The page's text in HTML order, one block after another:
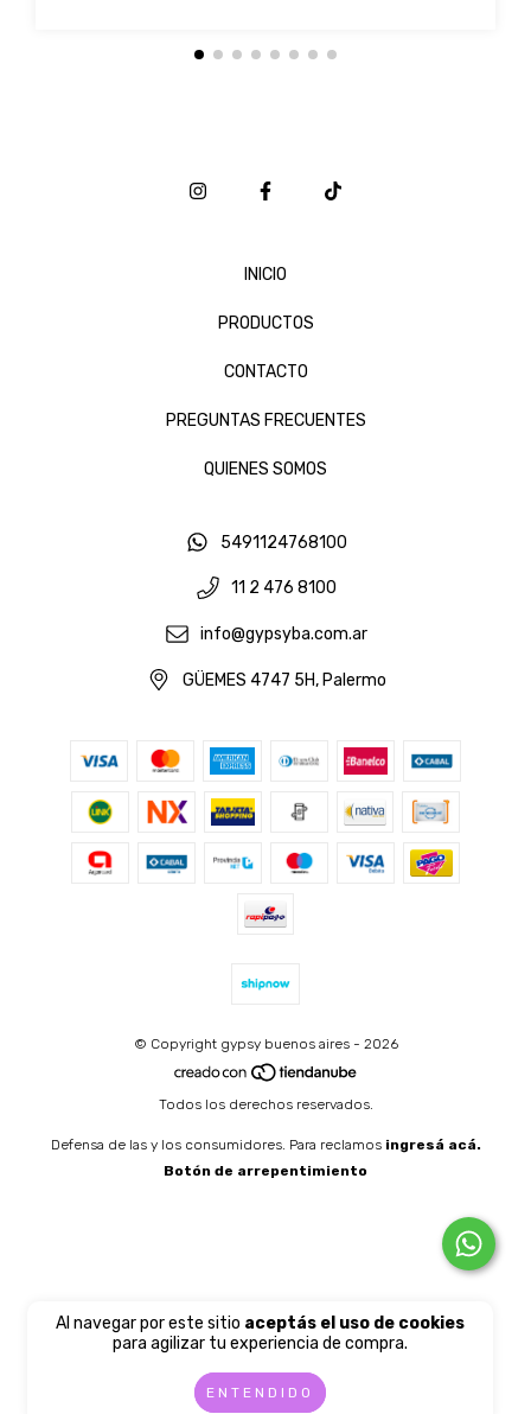
Al navegar por este sitio aceptás el uso de cookies
para agilizar tu experiencia de compra.
ENTENDIDO
INICIO
PRODUCTOS
CONTACTO
PREGUNTAS FRECUENTES
QUIENES SOMOS
5491124768100
11 2 476 8100
info@gypsyba.com.ar
GÜEMES 4747 5H, Palermo
© Copyright gypsy buenos aires - 2026
Todos los derechos reservados.
Defensa de las y los consumidores. Para reclamos ingresá acá.
Botón de arrepentimiento